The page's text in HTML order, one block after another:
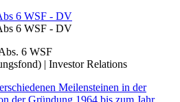
6 WSF - DV
6 WSF - DV
6 WSF
| Investor Relations